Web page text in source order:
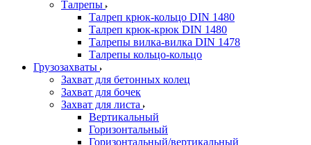
Талрепы
Талреп крюк-кольцо DIN 1480
Талреп крюк-крюк DIN 1480
Талрепы вилка-вилка DIN 1478
Талрепы кольцо-кольцо
Грузозахваты
Захват для бетонных колец
Захват для бочек
Захват для листа
Вертикальный
Горизонтальный
Горизонтальный/вертикальный